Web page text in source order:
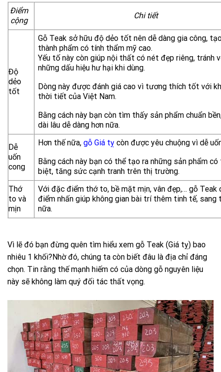
Điểm
cộng
Chi tiết
Độ
dẻo
tốt
Gỗ Teak sở hữu độ dẻo tốt nên dễ dàng gia công,
thành phẩm có tính thẩm mỹ cao.
Yếu tố này còn giúp nội thất có nét đẹp riêng, tránh
những dấu hiệu hư hại khi dùng.
Dòng này được đánh giá cao vì tương thích tốt với
thời tiết của Việt Nam.
Bằng cách này bạn còn tìm thấy sản phẩm chuẩn
dài lâu dễ dàng hơn nữa.
Dễ
uốn
cong
Hơn thế nữa,gỗ Giá tỵ còn được yêu chuộng vì dễ
Bằng cách này bạn có thể tạo ra những sản phẩm có
biệt, tăng sức cạnh tranh trên thị trường.
Thớ
to và
mịn
Với đặc điểm thớ to, bề mặt mịn, vân đẹp,… gỗ Teak
điểm nhấn giúp không gian bài trí thêm tinh tế, sang
nữa.
Vì lẽ đó bạn đừng quên tìm hiểu xem gỗ Teak (Giá tỵ) bao
nhiêu 1 khối?Nhờ đó, chúng ta còn biết đâu là địa chỉ đáng
chọn. Tin rằng thế mạnh hiếm có của dòng gỗ nguyên liệu
này sẽ không làm quý đối tác thất vọng.